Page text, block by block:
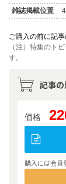
雑誌掲載位置
ご購入の前に記
（注）特集のト
す。
記事
価格
購入には会員